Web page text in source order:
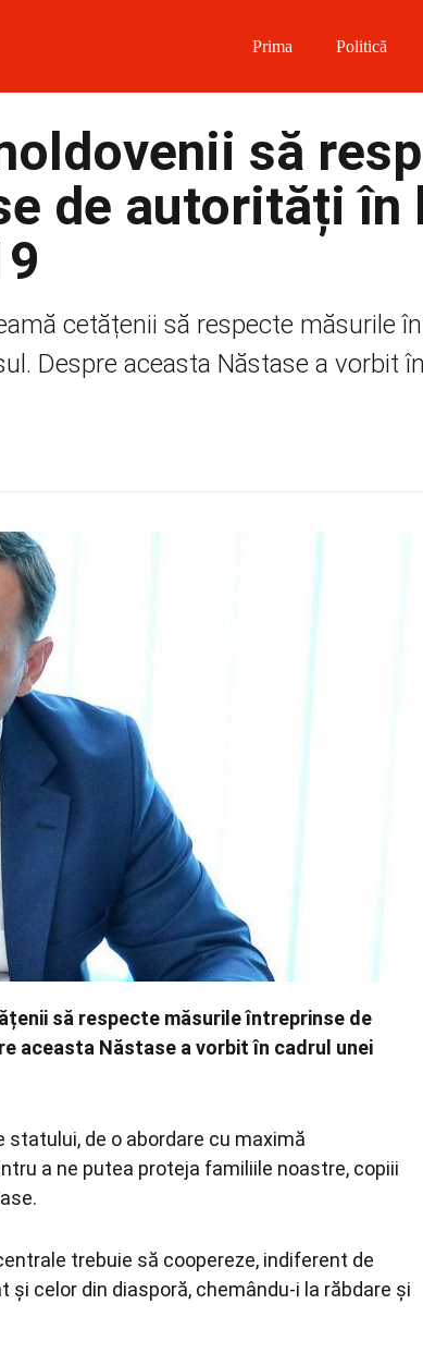
Prima Politică
să
de autorități în
cetățenii să respecte măsurile
Despre aceasta Năstase a vorbit
să respecte măsurile întreprinse de
aceasta Năstase a vorbit în cadrul unei
de o abordare cu maximă
a ne putea proteja familiile noastre, copiii
trebuie să coopereze, indiferent de
celor din diasporă, chemându-i la răbdare și